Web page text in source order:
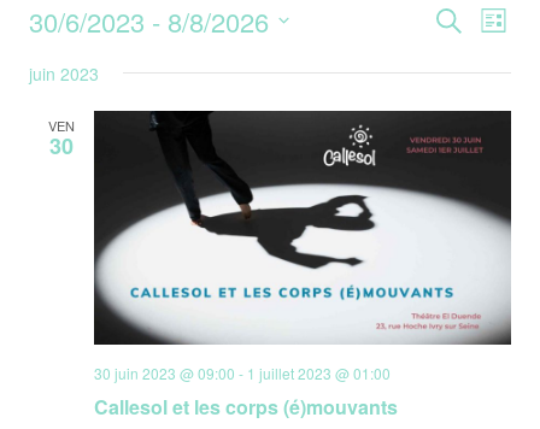
et
vues
Recherche
de
Liste
30/6/2023 - 8/8/2026
une
juin 2023
VEN
30
30 juin 2023 @ 09:00 - 1 juillet 2023 @ 01:00
Callesol et les corps (é)mouvants